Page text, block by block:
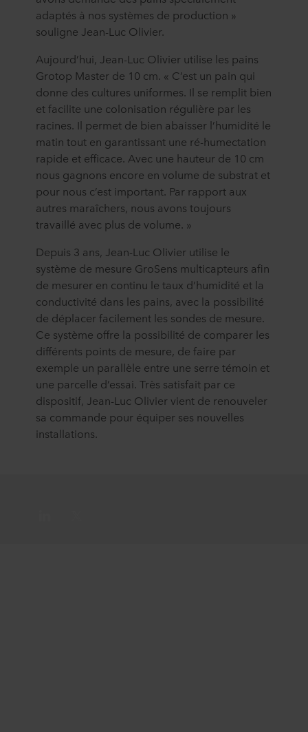
cookie en bas du site web. Consultez la section « À
propos » pour en savoir plus sur notre utilisation des
cookies et notreDéclaration de confidentialité
incluant l’identification de la société ROCKWOOL qui est
responsable du traitement de vos données personnelles.
adaptés à nos systèmes de production »
souligne Jean-Luc Olivier.
Aujourd’hui, Jean-Luc Olivier utilise les pains
Grotop Master de 10 cm. « C’est un pain qui
donne des cultures uniformes. Il se remplit bien
et facilite une colonisation régulière par les
racines. Il permet de bien abaisser l’humidité le
matin tout en garantissant une ré-humectation
rapide et efficace. Avec une hauteur de 10 cm
nous gagnons encore en volume de substrat et
pour nous c’est important. Par rapport aux
autres maraîchers, nous avons toujours
travaillé avec plus de volume. »
Depuis 3 ans, Jean-Luc Olivier utilise le
système de mesure GroSens multicapteurs afin
de mesurer en continu le taux d’humidité et la
conductivité dans les pains, avec la possibilité
de déplacer facilement les sondes de mesure.
Ce système offre la possibilité de comparer les
différents points de mesure, de faire par
exemple un parallèle entre une serre témoin et
une parcelle d’essai. Très satisfait par ce
dispositif, Jean-Luc Olivier vient de renouveler
sa commande pour équiper ses nouvelles
installations.